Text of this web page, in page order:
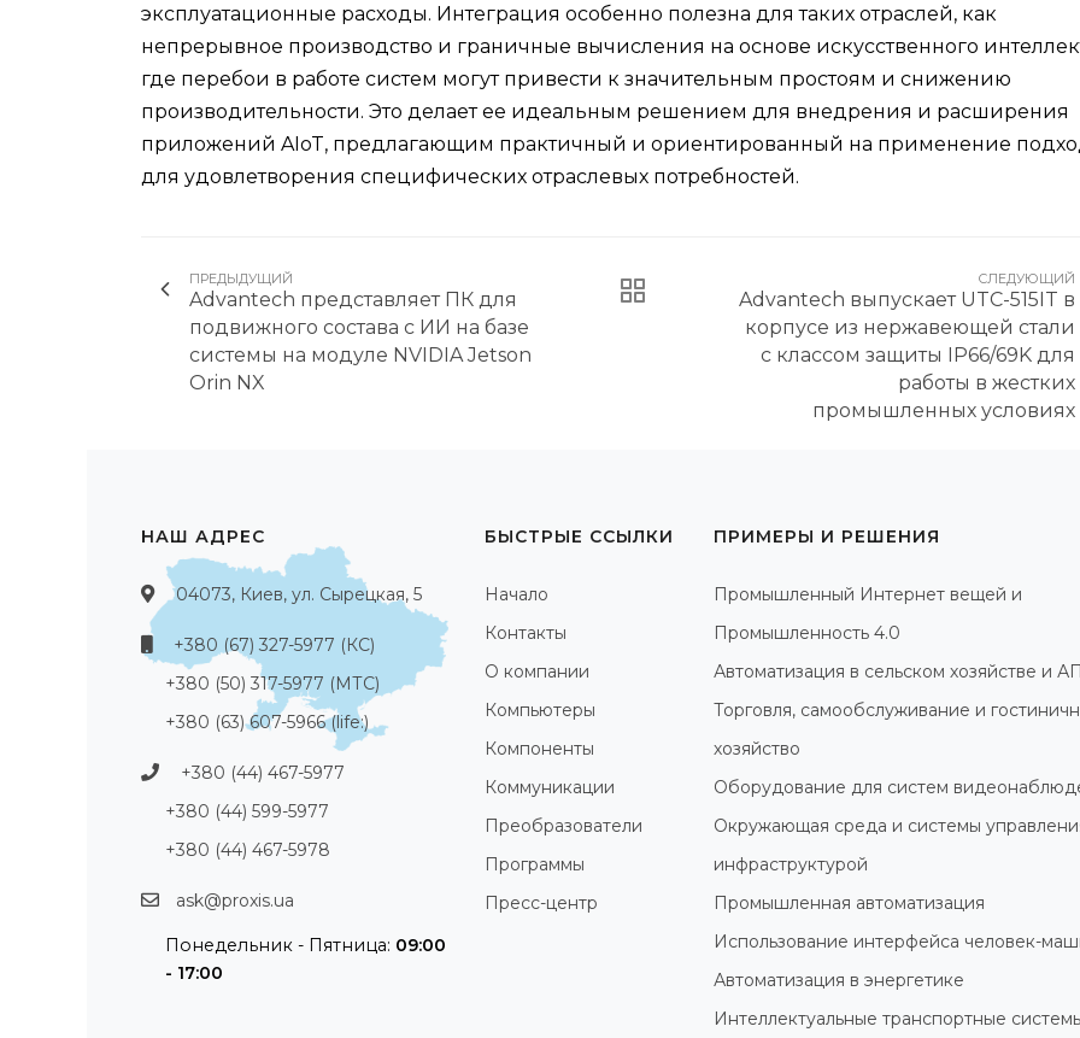
эксплуатационные расходы. Интеграция особенно полезна для таких отраслей, как
непрерывное производство и граничные вычисления на основе искусственного
где перебои в работе систем могут привести к значительным простоям и снижению
производительности. Это делает ее идеальным решением для внедрения и расширения
приложений AIoT, предлагающим практичный и ориентированный на применение
для удовлетворения специфических отраслевых потребностей.
ПРЕДЫДУЩИЙ
Advantech представляет ПК для
подвижного состава с ИИ на базе
системы на модуле NVIDIA Jetson
Orin NX
СЛЕДУЮЩИЙ
Advantech выпускает UTC-515IT в
корпусе из нержавеющей стали
с классом защиты IP66/69K для
работы в жестких
промышленных условиях
НАШ АДРЕС
04073, Киев, ул. Сырецкая, 5
+380 (67) 327-5977 (КС)
+380 (50) 317-5977 (МТС)
+380 (63) 607-5966 (life:)
+380 (44) 467-5977
+380 (44) 599-5977
+380 (44) 467-5978
ask@proxis.ua
Понедельник - Пятница: 09:00
- 17:00
БЫСТРЫЕ ССЫЛКИ
Начало
Контакты
О компании
Компьютеры
Компоненты
Коммуникации
Преобразователи
Программы
Пресс-центр
ПРИМЕРЫ И РЕШЕНИЯ
Промышленный Интернет вещей и
Промышленность 4.0
Автоматизация в сельском хозяйстве и
Торговля, самообслуживание и
хозяйство
Оборудование для систем
Окружающая среда и системы
инфраструктурой
Промышленная автоматизация
Использование интерфейса человек-
Автоматизация в энергетике
Интеллектуальные транспортные